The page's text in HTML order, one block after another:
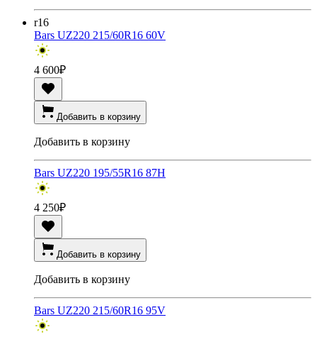
r16
Bars UZ220 215/60R16 60V
4 600₽
Добавить в корзину
Добавить в корзину
Bars UZ220 195/55R16 87H
4 250₽
Добавить в корзину
Добавить в корзину
Bars UZ220 215/60R16 95V